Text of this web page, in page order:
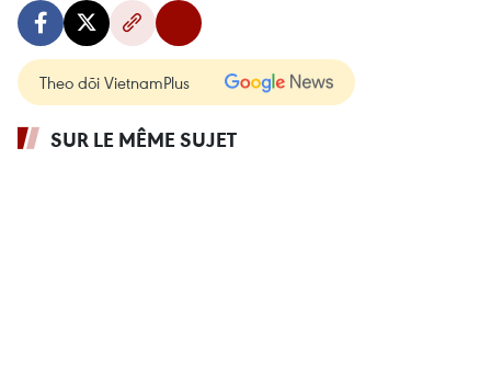
Theo dõi VietnamPlus
SUR LE MÊME SUJET